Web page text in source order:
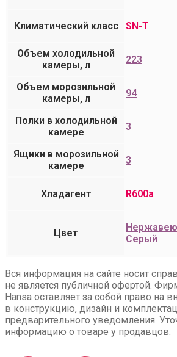
Климатический класс SN-T
Объем холодильной
камеры, л
223
Объем морозильной
камеры, л
94
Полки в холодильной
камере
3
Ящики в морозильной
камере
3
Хладагент R600a
Цвет
Серый
Вся информация на сайте носит
не является публичной офертой.
Hansa оставляет за собой право на
в конструкцию, дизайн и
предварительного уведомления.
информацию о товаре у продавцов.